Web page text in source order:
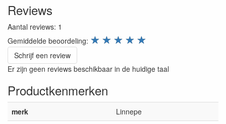
Reviews
Aantal reviews: 1
Gemiddelde beoordeling: review.stars ☆
☆
☆
☆
☆
Schrijf een review
Er zijn geen reviews beschikbaar in de huidige taal
Productkenmerken
merk
Linnepe